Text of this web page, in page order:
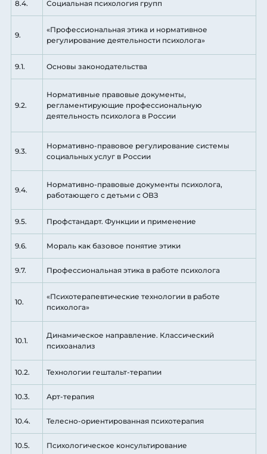
8.4. Социальная психология групп
9.
«Профессиональная этика и нормативное
регулирование деятельности психолога»
9.1. Основы законодательства
9.2.
Нормативные правовые документы,
регламентирующие профессиональную
деятельность психолога в России
9.3.
Нормативно-правовое регулирование системы
социальных услуг в России
9.4.
Нормативно-правовые документы психолога,
работающего с детьми с ОВЗ
9.5. Профстандарт. Функции и применение
9.6. Мораль как базовое понятие этики
9.7. Профессиональная этика в работе психолога
10.
«Психотерапевтические технологии в работе
психолога»
10.1.
Динамическое направление. Классический
психоанализ
10.2. Технологии гештальт-терапии
10.3. Арт-терапия
10.4. Телесно-ориентированная психотерапия
10.5. Психологическое консультирование